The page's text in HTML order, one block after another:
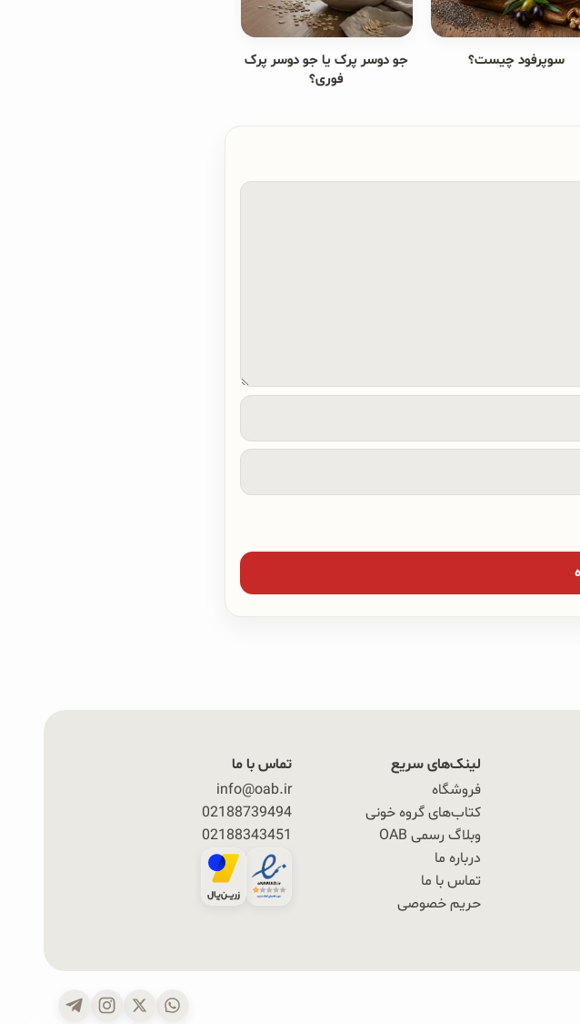
سوپرفود چیست؟
جو دوسر پرک یا جو دوسر پرک
فوری؟
لینک‌های سریع
فروشگاه
کتاب‌های گروه خونی
وبلاگ رسمی OAB
درباره ما
تماس با ما
حریم خصوصی
تماس با ما
info@oab.ir
02188739494
02188343451